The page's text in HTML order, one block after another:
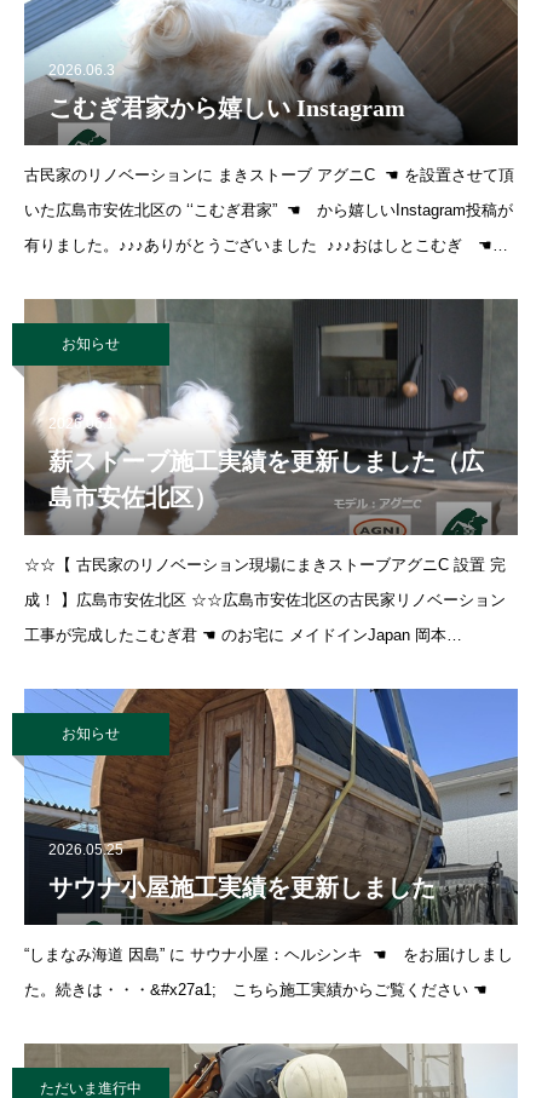
2026.06.3
こむぎ君家から嬉しい Instagram
古民家のリノベーションに まきストーブ アグニC ☚ を設置させて頂
いた広島市安佐北区の ‘‘こむぎ君家” ☚ から嬉しいInstagram投稿が
有りました。♪♪♪ありがとうございました ♪♪♪おはしとこむぎ ☚み
お知らせ
2026.06.1
薪ストーブ施工実績を更新しました（広
島市安佐北区）
☆☆【 古民家のリノベーション現場にまきストーブアグニC 設置 完
成！ 】広島市安佐北区 ☆☆広島市安佐北区の古民家リノベーション
工事が完成したこむぎ君 ☚ のお宅に メイドインJapan 岡本
デル：アグニＣ
お知らせ
2026.05.25
サウナ小屋施工実績を更新しました
“しまなみ海道 因島” に サウナ小屋：ヘルシンキ ☚ をお届けしまし
た。続きは・・・&#x27a1; こちら施工実績からご覧ください ☚
ただいま進行中